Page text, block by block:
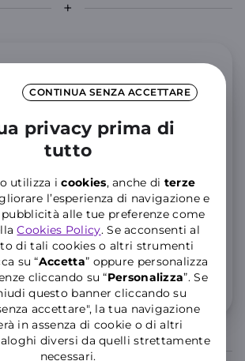
CONTINUA SENZA ACCETTARE
privacy prima di
tutto
utilizza icookies, anche di terze
l’esperienza di navigazione e
alle tue preferenze come
Cookies Policy. Se acconsenti al
di tali cookies o altri strumenti
su “Accetta” oppure personalizza
cliccando su “Personalizza”. Se
questo banner cliccando su
accettare", la tua navigazione
in assenza di cookie o di altri
diversi da quelli strettamente
necessari.
in 5G Full Speed
e 200 SMS
in Unione Europea per 3 mesi
traffico illimitato